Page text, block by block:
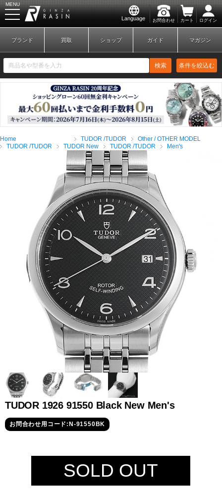
Language お問合わせ カート ログイン
MENU
新規会員登録 ログイン
ブランドから探す
全てのブランドを見
る
ロレックス
パテック
フィリップ
オーデマピゲ ウブロ
ブランド 買取 ショップ ガイド マガジン
検索 条件を絞込む
Home TUDOR /TUDOR
Other / OTHER MODEL
TUDOR /TUDOR
TUDOR New TUDOR /TUDOR Men's
TUDOR 1926 91550 Black New Men's
お問合わせ用コード:N-91550BK
SOLD OUT